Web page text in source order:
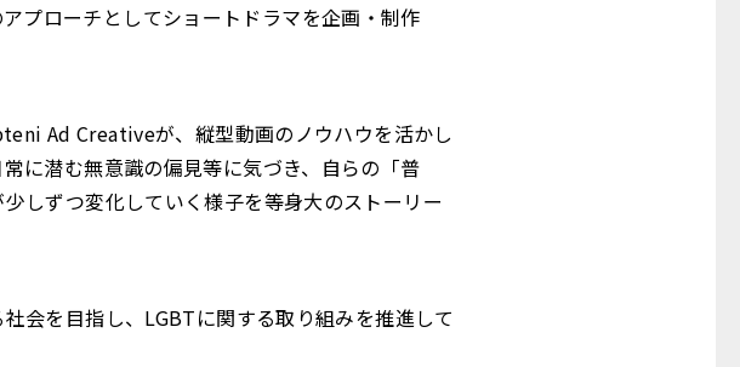
プローチとしてショートドラマを企画・制作
Ad Creativeが、縦型動画のノウハウを活かし
に潜む無意識の偏見等に気づき、自らの「普
しずつ変化していく様子を等身大のストーリー
会を目指し、LGBTに関する取り組みを推進して